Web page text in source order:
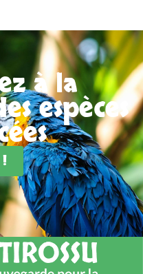
à la
espèces